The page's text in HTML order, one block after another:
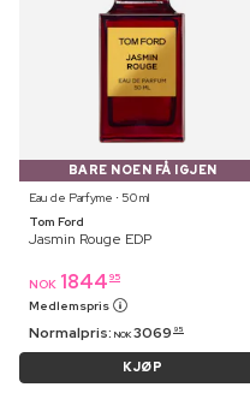
BARE NOEN FÅ IGJEN
Eau de Parfyme ⋅ 50 ml
Tom Ford
Jasmin Rouge EDP
NOK 1844 95
Medlemspris
Normalpris: NOK 3069 95
KJØP